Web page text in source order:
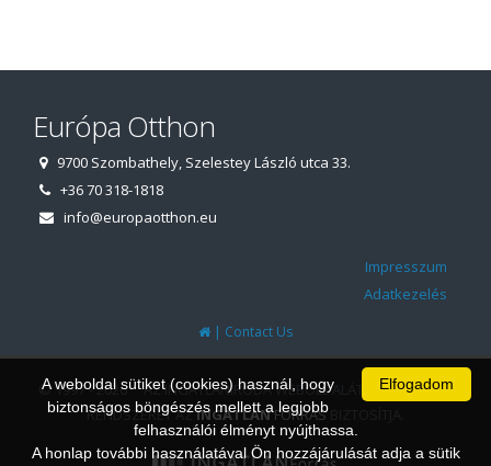
Európa Otthon
9700 Szombathely, Szelestey László utca 33.
+36 70 318-1818
info@europaotthon.eu
Impresszum
Adatkezelés
| Contact Us
© 1997 - 2026 AZ INGATLANIRODA WEBOLDALÁT ÉS ÜGYVITELI
RENDSZERÉT AZINGATLANFORRÁSBIZTOSÍTJA.
Elfogadom
A weboldal sütiket (cookies) használ, hogy
biztonságos böngészés mellett a legjobb
felhasználói élményt nyújthassa.
A honlap további használatával Ön hozzájárulását adja a sütik